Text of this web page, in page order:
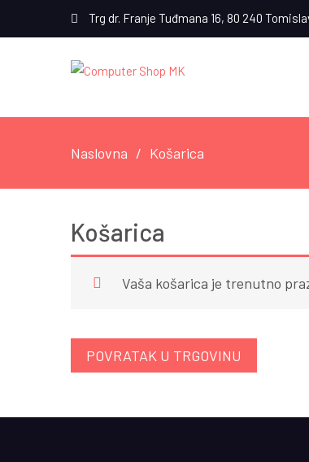
Trg dr. Franje Tuđmana 16, 80 240
Naslovna Košarica
Košarica
Vaša košarica je trenutno
POVRATAK U TRGOVINU